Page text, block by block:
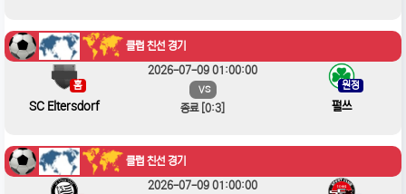
클럽 친선 경기
홈
SC Eltersdorf
2026-07-09 01:00:00
VS
종료 [0:3]
원정
펄쓰
클럽 친선 경기
2026-07-09 01:00:00